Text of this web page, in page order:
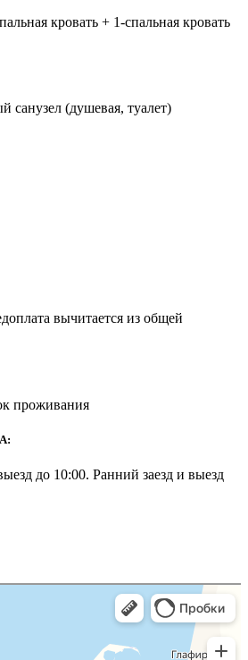
кровать + 1-спальная кровать
санузел (душевая, туалет)
вычитается из общей
проживания
до 10:00. Ранний заезд и выезд